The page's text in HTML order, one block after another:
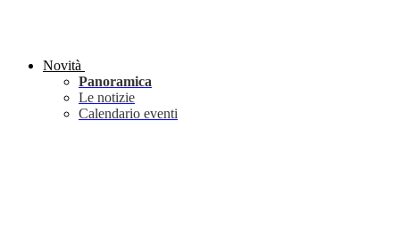
Novità
Panoramica
Le notizie
Calendario eventi